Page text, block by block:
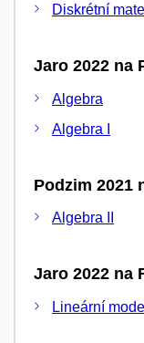
Diskrétní
Jaro 2022 na
Algebra
Algebra I
Podzim 2021
Algebra II
Jaro 2022 na
Lineární